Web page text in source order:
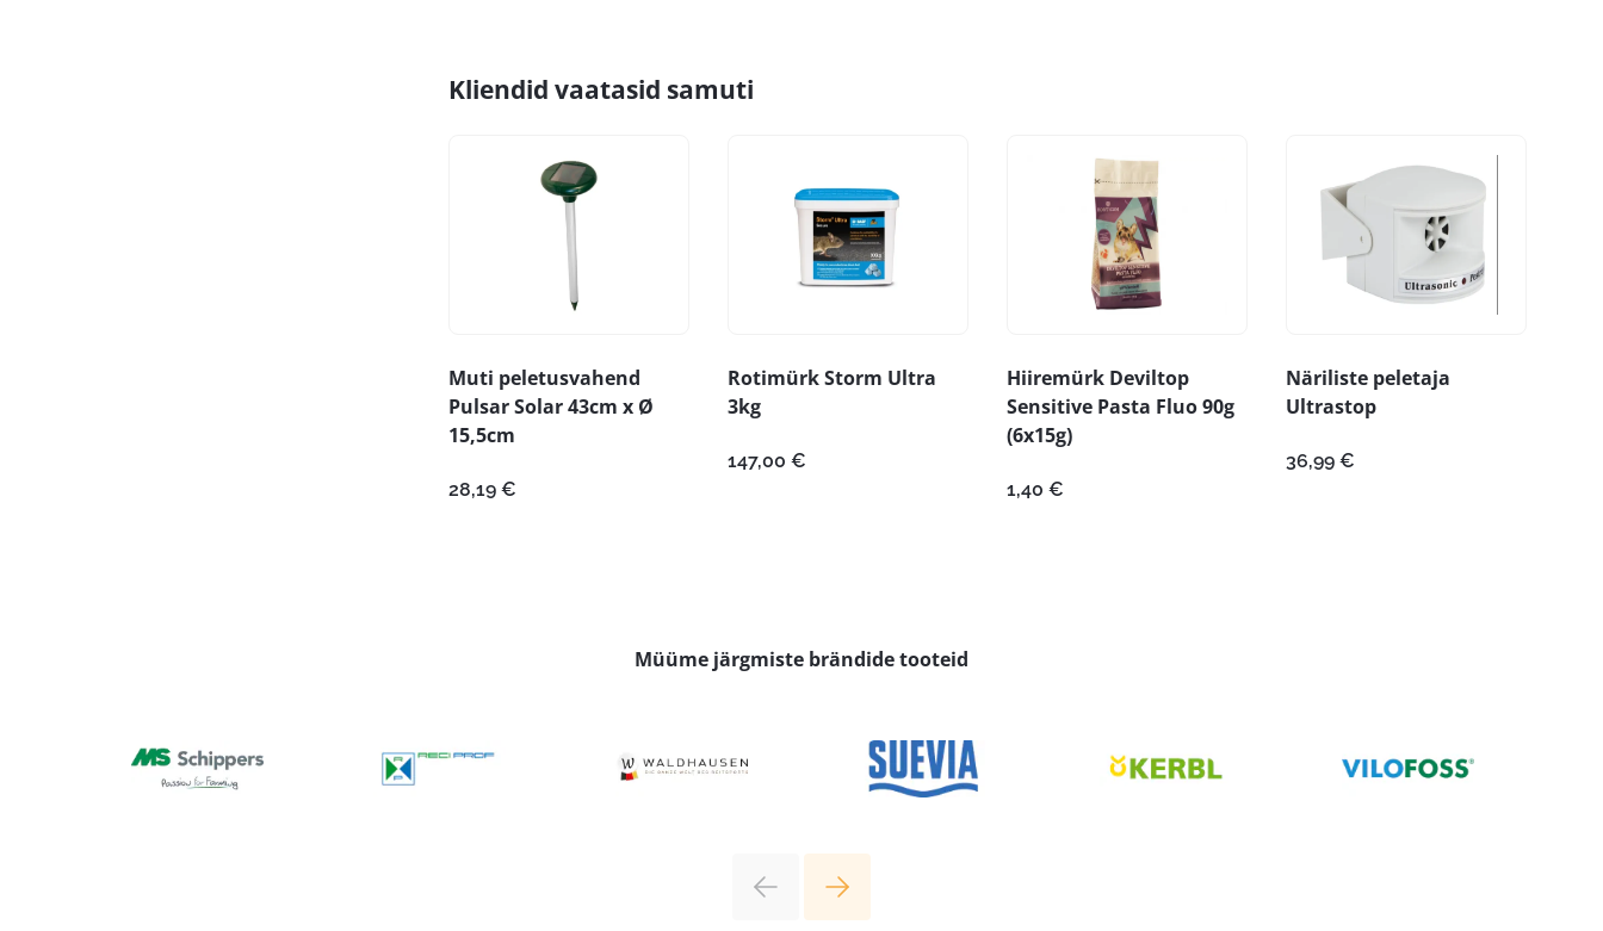
Kliendid vaatasid samuti
Muti peletusvahend
Pulsar Solar 43cm x Ø
15,5cm
28,19 €
Rotimürk Storm Ultra
3kg
147,00 €
Hiiremürk Deviltop
Sensitive Pasta Fluo 90g
(6x15g)
1,40 €
Näriliste peletaja
Ultrastop
36,99 €
Müüme järgmiste brändide tooteid